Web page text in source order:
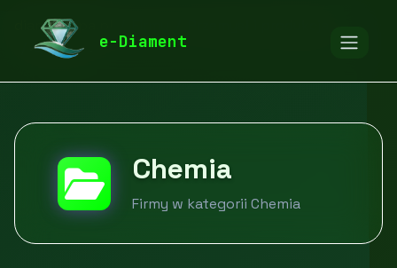
e-Diament
diamentspa.pl
Chemia
Chemia
Firmy w kategorii Chemia